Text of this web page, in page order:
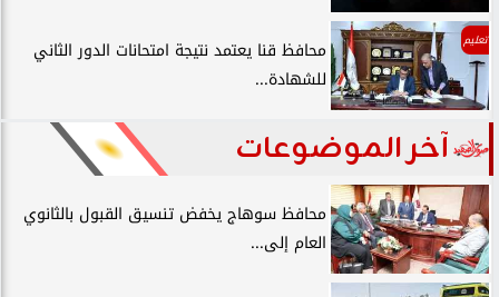
تعليم
محافظ قنا يعتمد نتيجة امتحانات الدور الثاني
للشهادة...
آخر الموضوعات
محافظ سوهاج يخفض تنسيق القبول بالثانوي
العام إلى...